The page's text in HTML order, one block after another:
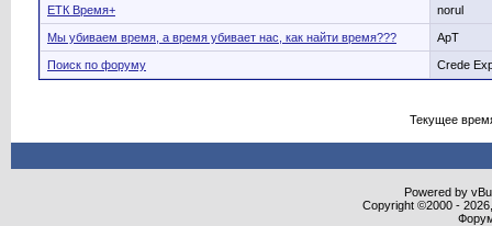
ЕТК Время+ norul
Мы убиваем время, а время убивает нас, как найти время??? ApT
Поиск по форуму Crede
Текущее
Powered by
Copyright ©2000 -